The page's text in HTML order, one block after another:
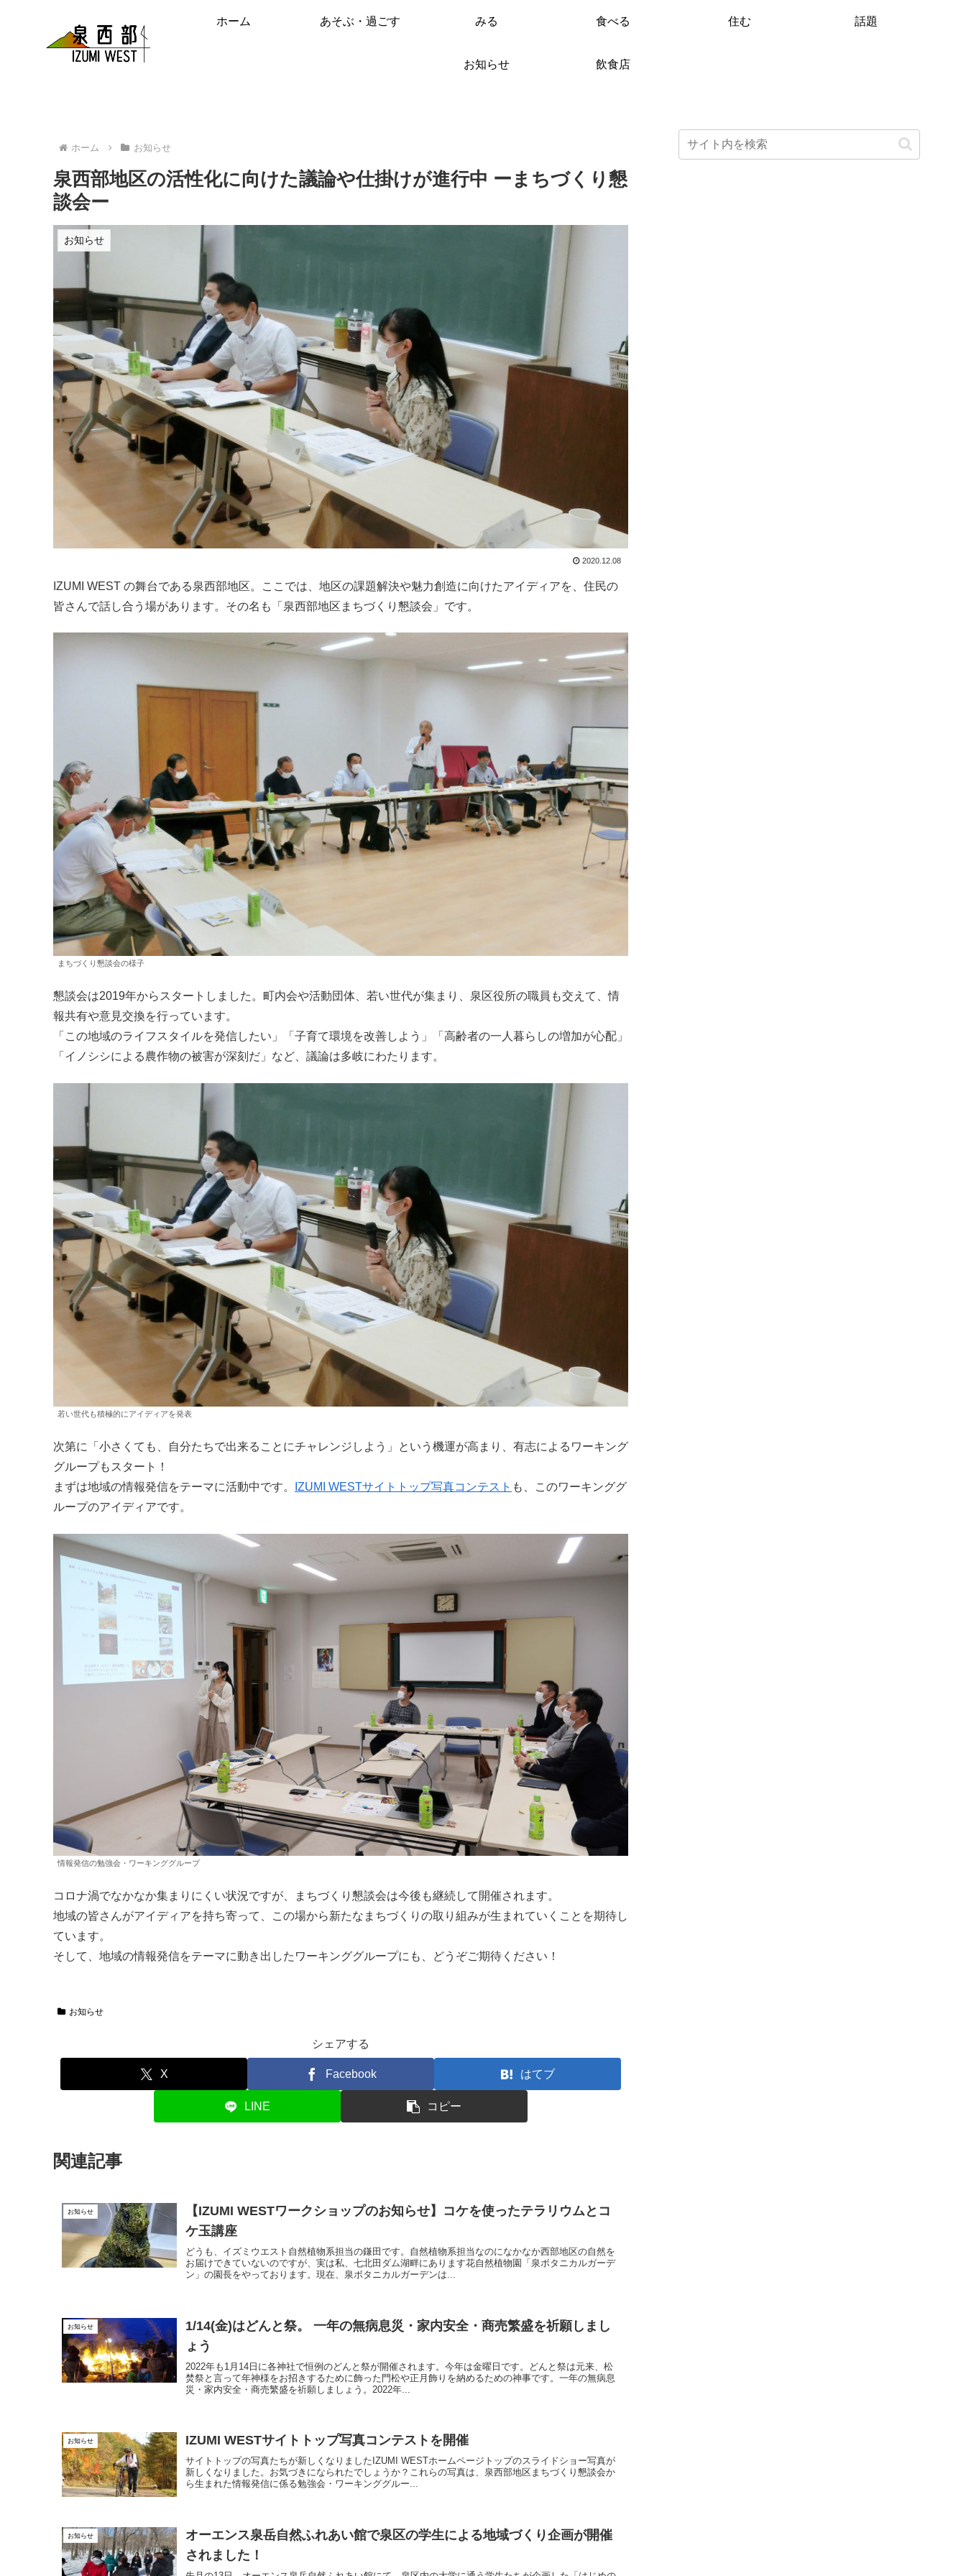
ホーム あそぶ・過ごす みる 食べる 住む 話題
お知らせ 飲食店
ホーム お知らせ
泉西部地区の活性化に向けた議論や仕掛けが進行中 ーまちづくり懇
談会ー
お知らせ
2020.12.08
IZUMI WEST の舞台である泉西部地区。ここでは、地区の課題解決や魅力創造に向けたアイディアを、住民の
皆さんで話し合う場があります。その名も「泉西部地区まちづくり懇談会」です。
まちづくり懇談会の様子
懇談会は2019年からスタートしました。町内会や活動団体、若い世代が集まり、泉区役所の職員も交えて、情
報共有や意見交換を行っています。
「この地域のライフスタイルを発信したい」「子育て環境を改善しよう」「高齢者の一人暮らしの増加が心配」
「イノシシによる農作物の被害が深刻だ」など、議論は多岐にわたります。
若い世代も積極的にアイディアを発表
次第に「小さくても、自分たちで出来ることにチャレンジしよう」という機運が高まり、有志によるワーキング
グループもスタート！
まずは地域の情報発信をテーマに活動中です。
IZUMI WESTサイトトップ写真コンテスト も、このワーキンググ
ループのアイディアです。
情報発信の勉強会・ワーキンググループ
コロナ渦でなかなか集まりにくい状況ですが、まちづくり懇談会は今後も継続して開催されます。
地域の皆さんがアイディアを持ち寄って、この場から新たなまちづくりの取り組みが生まれていくことを期待し
ています。
そして、地域の情報発信をテーマに動き出したワーキンググループにも、どうぞご期待ください！
お知らせ
シェアする
X Facebook はてブ
LINE コピー
関連記事
お知らせ
【IZUMI WESTワークショップのお知らせ】コケを使ったテラリウムとコ
ケ玉講座
どうも、イズミウエスト自然植物系担当の鎌田です。自然植物系担当なのになかなか西部地区の自然を
お届けできていないのですが、実は私、七北田ダム湖畔にあります花自然植物園「泉ボタニカルガーデ
ン」の園長をやっております。現在、泉ボタニカルガーデンは...
お知らせ
1/14(金)はどんと祭。 一年の無病息災・家内安全・商売繁盛を祈願しまし
ょう
2022年も1月14日に各神社で恒例のどんと祭が開催されます。今年は金曜日です。どんと祭は元来、松
焚祭と言って年神様をお招きするために飾った門松や正月飾りを納めるための神事です。一年の無病息
災・家内安全・商売繁盛を祈願しましょう。2022年...
お知らせ IZUMI WESTサイトトップ写真コンテストを開催
サイトトップの写真たちが新しくなりましたIZUMI WESTホームページトップのスライドショー写真が
新しくなりました。お気づきになられたでしょうか？これらの写真は、泉西部地区まちづくり懇談会か
ら生まれた情報発信に係る勉強会・ワーキンググルー...
お知らせ
オーエンス泉岳自然ふれあい館で泉区の学生による地域づくり企画が開催
されました！